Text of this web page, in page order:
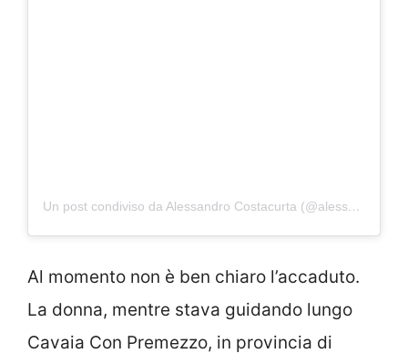
Un post condiviso da Alessandro Costacurta (@alessandrobillycostacurta)
Al momento non è ben chiaro l’accaduto.
La donna, mentre stava guidando lungo
Cavaia Con Premezzo, in provincia di